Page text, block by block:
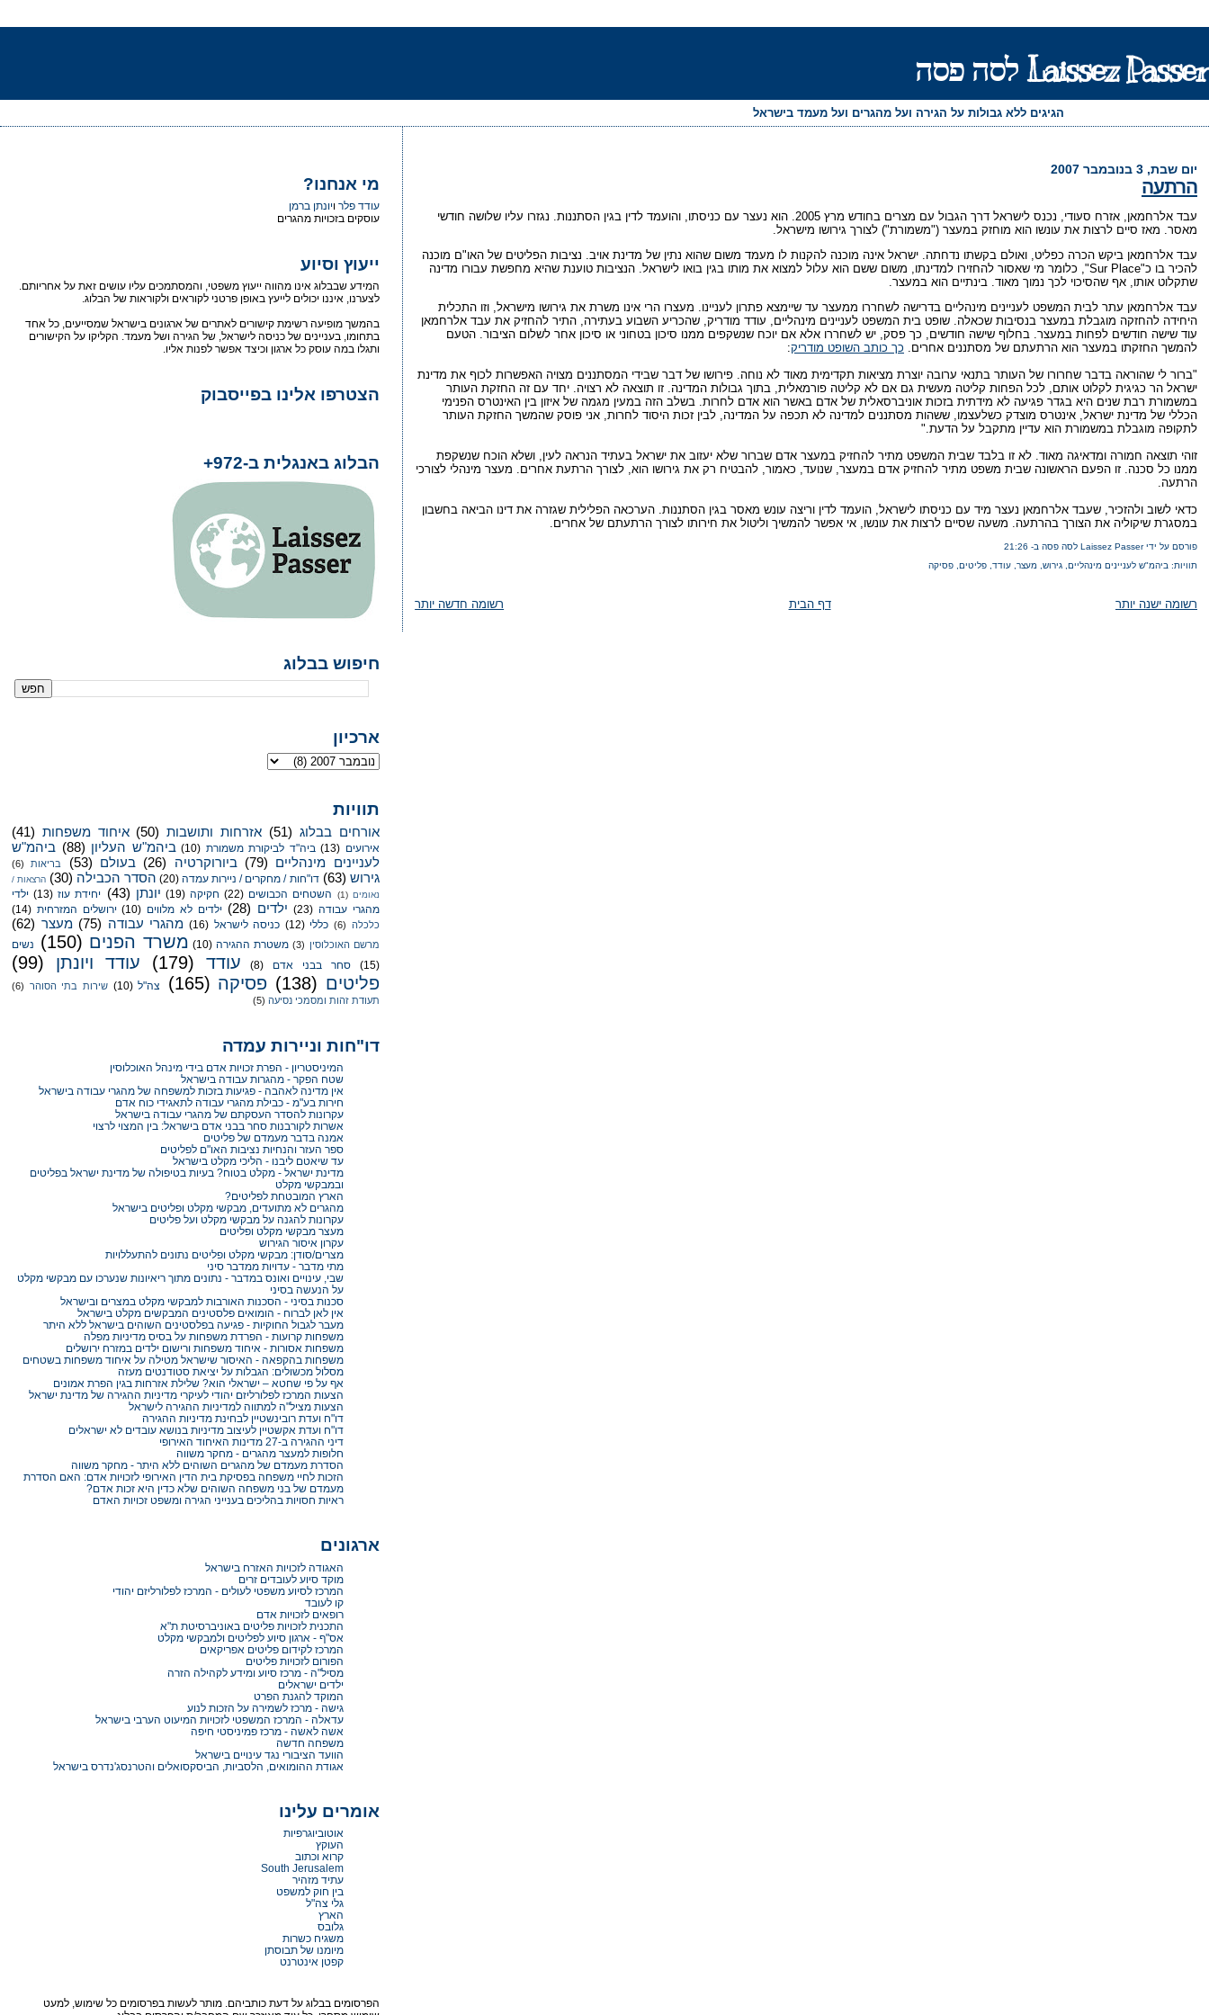
Laissez Passer לסה פסה
הגיגים ללא גבולות על הגירה ועל מהגרים ועל מעמד בישראל
יום שבת, 3 בנובמבר 2007
הרתעה
עבד אלרחמאן, אזרח סעודי, נכנס לישראל דרך הגבול עם מצרים בחודש מרץ 2005. הוא נעצר עם כניסתו, והועמד לדין בגין הסתננות. נגזרו עליו שלושה חודשי
מאסר. מאז סיים לרצות את עונשו הוא מוחזק במעצר ("משמורת") לצורך גירושו מישראל.
עבד אלרחמאן ביקש הכרה כפליט, ואולם בקשתו נדחתה. ישראל אינה מוכנה להקנות לו מעמד משום שהוא נתין של מדינת אויב. נציבות הפליטים של האו"ם מוכנה
להכיר בו כ"Sur Place", כלומר מי שאסור להחזירו למדינתו, משום ששם הוא עלול למצוא את מותו בגין בואו לישראל. הנציבות טוענת שהיא מחפשת עבורו מדינה
שתקלוט אותו, אף שהסיכוי לכך נמוך מאוד. בינתיים הוא במעצר.
עבד אלרחמאן עתר לבית המשפט לעניינים מינהליים בדרישה לשחררו ממעצר עד שיימצא פתרון לעניינו. מעצרו הרי אינו משרת את גירושו מישראל, וזו התכלית
היחידה להחזקה מוגבלת במעצר בנסיבות שכאלה. שופט בית המשפט לעניינים מינהליים, עודד מודריק, שהכריע השבוע בעתירה, התיר להחזיק את עבד אלרחמאן
עוד שישה חודשים לפחות במעצר. בחלוף שישה חודשים, כך פסק, יש לשחררו אלא אם יוכח שנשקפים ממנו סיכון בטחוני או סיכון אחר לשלום הציבור. הטעם
להמשך החזקתו במעצר הוא הרתעתם של מסתננים אחרים. כך כותב השופט מודריק:
"ברור לי שהוראה בדבר שחרורו של העותר בתנאי ערובה יוצרת מציאות תקדימית מאוד לא נוחה. פירושו של דבר שבידי המסתננים מצויה האפשרות לכוף את מדינת
ישראל הר כגיגית לקלוט אותם, לכל הפחות קליטה מעשית גם אם לא קליטה פורמאלית, בתוך גבולות המדינה. זו תוצאה לא רצויה. יחד עם זה החזקת העותר
במשמורת רבת שנים היא בגדר פגיעה לא מידתית בזכות אוניברסאלית של אדם באשר הוא אדם לחרות. בשלב הזה במעין מגמה של איזון בין האינטרס הפנימי
הכללי של מדינת ישראל, אינטרס מוצדק כשלעצמו, ששהות מסתננים למדינה לא תכפה על המדינה, לבין זכות היסוד לחרות, אני פוסק שהמשך החזקת העותר
לתקופה מוגבלת במשמורת הוא עדיין מתקבל על הדעת."
זוהי תוצאה חמורה ומדאיגה מאוד. לא זו בלבד שבית המשפט מתיר להחזיק במעצר אדם שברור שלא יעזוב את ישראל בעתיד הנראה לעין, ושלא הוכח שנשקפת
ממנו כל סכנה. זו הפעם הראשונה שבית משפט מתיר להחזיק אדם במעצר, שנועד, כאמור, להבטיח רק את גירושו הוא, לצורך הרתעת אחרים. מעצר מינהלי לצורכי
הרתעה.
כדאי לשוב ולהזכיר, שעבד אלרחמאן נעצר מיד עם כניסתו לישראל, הועמד לדין וריצה עונש מאסר בגין הסתננות. הערכאה הפלילית שגזרה את דינו הביאה בחשבון
במסגרת שיקוליה את הצורך בהרתעה. משעה שסיים לרצות את עונשו, אי אפשר להמשיך וליטול את חירותו לצורך הרתעתם של אחרים.
פורסם על ידי Laissez Passer לסה פסה ב- 21:26
תוויות: ביהמ"ש לעניינים מינהליים, גירוש, מעצר, עודד, פליטים, פסיקה
רשומה חדשה יותר רשומה ישנה יותר דף הבית
מי אנחנו?
עודד פלר ויונתן ברמן
עוסקים בזכויות מהגרים
ייעוץ וסיוע
המידע שבבלוג אינו מהווה ייעוץ משפטי, והמסתמכים עליו עושים זאת על אחריותם.
לצערנו, איננו יכולים לייעץ באופן פרטני לקוראים ולקוראות של הבלוג.
בהמשך מופיעה רשימת קישורים לאתרים של ארגונים בישראל שמסייעים, כל אחד
בתחומו, בעניינים של כניסה לישראל, של הגירה ושל מעמד. הקליקו על הקישורים
ותגלו במה עוסק כל ארגון וכיצד אפשר לפנות אליו.
הצטרפו אלינו בפייסבוק
הבלוג באנגלית ב-972+
חיפוש בבלוג
ארכיון
תוויות
אורחים בבלוג (51) אזרחות ותושבות (50) איחוד משפחות (41)
אירועים (13) ביה"ד לביקורת משמורת (10) ביהמ"ש העליון (88) ביהמ"ש
לעניינים מינהליים
(79) ביורוקרטיה (26) בעולם (53) בריאות (6)
גירוש (63) דו"חות / מחקרים / ניירות עמדה (20) הסדר הכבילה (30) הרצאות /
נאומים (1) השטחים הכבושים (22) חקיקה (19) יונתן (43) יחידת עוז (13) ילדי
מהגרי עבודה (23) ילדים (28) ילדים לא מלווים (10) ירושלים המזרחית (14)
כלכלה (6) כללי (12) כניסה לישראל (16) מהגרי עבודה (75) מעצר (62)
מרשם האוכלוסין (3) משטרת ההגירה (10) משרד הפנים (150)
נשים
(15)
סחר בבני אדם (8) עודד (179) עודד ויונתן
(99)
פליטים (138) פסיקה (165) צה"ל (10) שירות בתי הסוהר (6)
תעודת זהות ומסמכי נסיעה (5)
דו"חות וניירות עמדה
המיניסטריון - הפרת זכויות אדם בידי מינהל האוכלוסין
שטח הפקר - מהגרות עבודה בישראל
אין מדינה לאהבה - פגיעות בזכות למשפחה של מהגרי עבודה בישראל
חירות בע"מ - כבילת מהגרי עבודה לתאגידי כוח אדם
עקרונות להסדר העסקתם של מהגרי עבודה בישראל
אשרות לקורבנות סחר בבני אדם בישראל: בין המצוי לרצוי
אמנה בדבר מעמדם של פליטים
ספר העזר והנחיות נציבות האו"ם לפליטים
עד שיאטם ליבנו - הליכי מקלט בישראל
מדינת ישראל - מקלט בטוח? בעיות בטיפולה של מדינת ישראל בפליטים
ובמבקשי מקלט
הארץ המובטחת לפליטים?
מהגרים לא מתועדים, מבקשי מקלט ופליטים בישראל
עקרונות להגנה על מבקשי מקלט ועל פליטים
מעצר מבקשי מקלט ופליטים
עקרון איסור הגירוש
מצרים/סודן: מבקשי מקלט ופליטים נתונים להתעללויות
מתי מדבר - עדויות ממדבר סיני
שבי, עינויים ואונס במדבר - נתונים מתוך ריאיונות שנערכו עם מבקשי מקלט
על הנעשה בסיני
סכנות בסיני - הסכנות האורבות למבקשי מקלט במצרים ובישראל
אין לאן לברוח - הומואים פלסטינים המבקשים מקלט בישראל
מעבר לגבול החוקיות - פגיעה בפלסטינים השוהים בישראל ללא היתר
משפחות קרועות - הפרדת משפחות על בסיס מדיניות מפלה
משפחות אסורות - איחוד משפחות ורישום ילדים במזרח ירושלים
משפחות בהקפאה - האיסור שישראל מטילה על איחוד משפחות בשטחים
מסלול מכשולים: הגבלות על יציאת סטודנטים מעזה
אף על פי שחטא – ישראלי הוא? שלילת אזרחות בגין הפרת אמונים
הצעות המרכז לפלורליזם יהודי לעיקרי מדיניות ההגירה של מדינת ישראל
הצעות מציל"ה למתווה למדיניות ההגירה לישראל
דו"ח ועדת רובינשטיין לבחינת מדיניות ההגירה
דו"ח ועדת אקשטיין לעיצוב מדיניות בנושא עובדים לא ישראלים
דיני ההגירה ב-27 מדינות האיחוד האירופי
חלופות למעצר מהגרים - מחקר משווה
הסדרת מעמדם של מהגרים השוהים ללא היתר - מחקר משווה
הזכות לחיי משפחה בפסיקת בית הדין האירופי לזכויות אדם: האם הסדרת
מעמדם של בני משפחה השוהים שלא כדין היא זכות אדם?
ראיות חסויות בהליכים בענייני הגירה ומשפט זכויות האדם
ארגונים
האגודה לזכויות האזרח בישראל
מוקד סיוע לעובדים זרים
המרכז לסיוע משפטי לעולים - המרכז לפלורליזם יהודי
קו לעובד
רופאים לזכויות אדם
התכנית לזכויות פליטים באוניברסיטת ת"א
אס"ף - ארגון סיוע לפליטים ולמבקשי מקלט
המרכז לקידום פליטים אפריקאים
הפורום לזכויות פליטים
מסיל"ה - מרכז סיוע ומידע לקהילה הזרה
ילדים ישראלים
המוקד להגנת הפרט
גישה - מרכז לשמירה על הזכות לנוע
עדאלה - המרכז המשפטי לזכויות המיעוט הערבי בישראל
אשה לאשה - מרכז פמיניסטי חיפה
משפחה חדשה
הוועד הציבורי נגד עינויים בישראל
אגודת ההומואים, הלסביות, הביסקסואלים והטרנסג'נדרס בישראל
אומרים עלינו
אוטוביוגרפיות
העוקץ
קרוא וכתוב
South Jerusalem
עתיד מזהיר
בין חוק למשפט
גלי צה"ל
הארץ
גלובס
משגיח כשרות
מיומנו של תבוסתן
קפטן אינטרנט
הפרסומים בבלוג על דעת כותביהם. מותר לעשות בפרסומים כל שימוש, למעט